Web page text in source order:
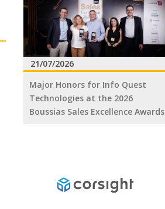
21/07/2026
Major Honors for Info Quest
Technologies at the 2026
Boussias Sales Excellence Awards